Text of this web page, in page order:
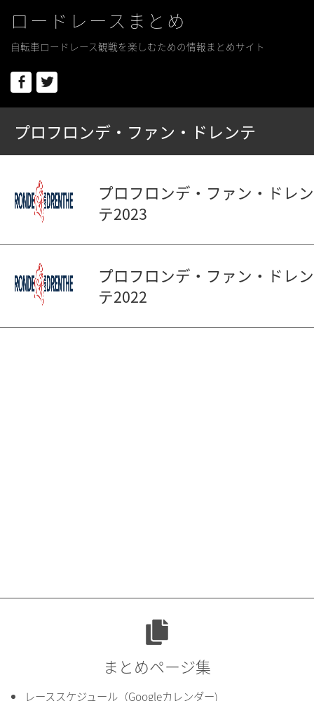
ロードレースまとめ
自転車ロードレース観戦を楽しむための情報まとめサイト
Facebook
プロフロンデ・ファン・ドレンテ
プロフロンデ・ファン・ドレン
テ2023
プロフロンデ・ファン・ドレン
テ2022
まとめページ集
レーススケジュール（Googleカレンダー)